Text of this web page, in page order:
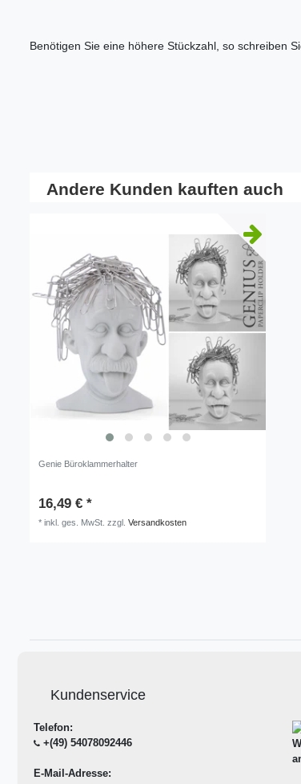
Benötigen Sie eine höhere Stückzahl, so schreiben
Andere Kunden kauften auch
Genie Büroklammerhalter
16,49 € *
*inkl. ges. MwSt. zzgl.Versandkosten
Kundenservice
Telefon:
+(49) 54078092446
E-Mail-Adresse: